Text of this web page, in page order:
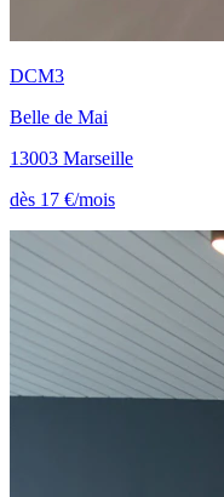
DCM3
Belle de Mai
13003 Marseille
dès 17 €/mois